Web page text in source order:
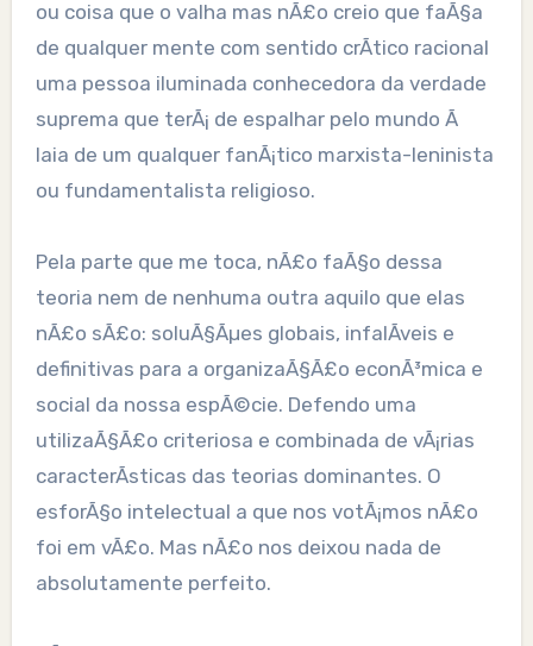
ou coisa que o valha mas nÃ£o creio que faÃ§a
de qualquer mente com sentido crÃ­tico racional
uma pessoa iluminada conhecedora da verdade
suprema que terÃ¡ de espalhar pelo mundo Ã
laia de um qualquer fanÃ¡tico marxista-leninista
ou fundamentalista religioso.
Pela parte que me toca, nÃ£o faÃ§o dessa
teoria nem de nenhuma outra aquilo que elas
nÃ£o sÃ£o: soluÃ§Ãµes globais, infalÃ­veis e
definitivas para a organizaÃ§Ã£o econÃ³mica e
social da nossa espÃ©cie. Defendo uma
utilizaÃ§Ã£o criteriosa e combinada de vÃ¡rias
caracterÃ­sticas das teorias dominantes. O
esforÃ§o intelectual a que nos votÃ¡mos nÃ£o
foi em vÃ£o. Mas nÃ£o nos deixou nada de
absolutamente perfeito.